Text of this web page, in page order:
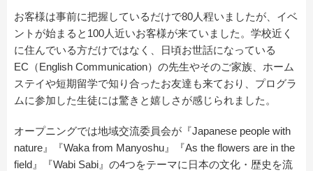
お客様は事前に把握しているだけで80人程いましたが、イベ
ントが始まると100人近いお客様が来ていました。学校近く
に住んでいる方だけではなく、日頃お世話になっている
EC（English Communication）の先生やそのご家族、ホーム
ステイや短期留学で知り合ったお友達も来ており、プログラ
ムに参加した生徒には驚きと嬉しさが感じられました。
オープニングでは地域交流委員会が『Japanese people with
nature』『Waka from Manyoshu』『As the flowers are in the
field』『Wabi Sabi』の4つをテーマに日本の文化・歴史を流